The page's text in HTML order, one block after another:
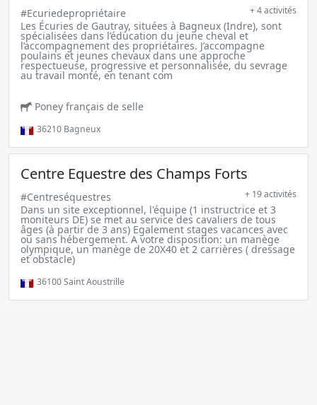
#Ecuriedepropriétaire + 4 activités
Les Écuries de Gautray, situées à Bagneux (Indre), sont
spécialisées dans l’éducation du jeune cheval et
l’accompagnement des propriétaires. J’accompagne
poulains et jeunes chevaux dans une approche
respectueuse, progressive et personnalisée, du sevrage
au travail monté, en tenant com
Poney français de selle
36210 Bagneux
Centre Equestre des Champs Forts
#Centreséquestres + 19 activités
Dans un site exceptionnel, l'équipe (1 instructrice et 3
moniteurs DE) se met au service des cavaliers de tous
âges (à partir de 3 ans) Egalement stages vacances avec
ou sans hébergement. A votre disposition: un manège
olympique, un manège de 20X40 et 2 carrières ( dressage
et obstacle)
36100Saint Aoustrille